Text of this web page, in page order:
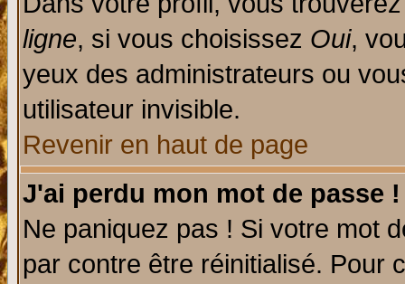
ligne, si vous choisissez Oui,
yeux des administrateurs ou
utilisateur invisible.
Revenir en haut de page
J'ai perdu mon mot de passe !
Ne paniquez pas ! Si votre mot
par contre être réinitialisé. Pour